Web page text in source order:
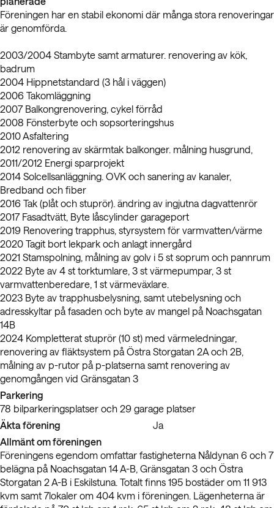
Föreningen har en stabil ekonomi där många stora renoveringar
är genomförda.
2003/2004 Stambyte samt armaturer. renovering av kök,
badrum
2004 Hippnetstandard (3 hål i väggen)
2006 Takomläggning
2007 Balkongrenovering, cykel förråd
2008 Fönsterbyte och sopsorteringshus
2010 Asfaltering
2012 renovering av skärmtak balkonger. målning husgrund,
2011/2012 Energi sparprojekt
2014 Solcellsanläggning. OVK och sanering av kanaler,
Bredband och fiber
2016 Tak (plåt och stuprör). ändring av ingjutna dagvattenrör
2017 Fasadtvätt, Byte låscylinder garageport
2019 Renovering trapphus, styrsystem för varmvatten/värme
2020 Tagit bort lekpark och anlagt innergård
2021 Stamspolning, målning av golv i 5 st soprum och pannrum
2022 Byte av 4 st torktumlare, 3 st värmepumpar, 3 st
varmvattenberedare, 1 st värmeväxlare.
2023 Byte av trapphusbelysning, samt utebelysning och
adresskyltar på fasaden och byte av mangel på Noachsgatan
14B
2024 Kompletterat stuprör (10 st) med värmeledningar,
renovering av fläktsystem på Östra Storgatan 2A och 2B,
målning av p-rutor på p-platserna samt renovering av
genomgången vid Gränsgatan 3
Parkering
78 bilparkeringsplatser och 29 garage platser
Äkta förening
Ja
Allmänt om föreningen
Föreningens egendom omfattar fastigheterna Nåldynan 6 och 7
belägna på Noachsgatan 14 A-B, Gränsgatan 3 och Östra
Storgatan 2 A-B i Eskilstuna. Totalt finns 195 bostäder om 11 913
kvm samt 7lokaler om 404 kvm i föreningen. Lägenheterna är